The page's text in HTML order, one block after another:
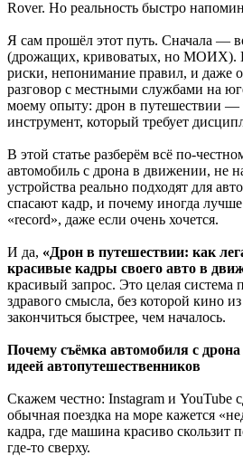
Rover. Но реальность быстро
Я сам прошёл этот путь. Сначала —
(дрожащих, кривоватых, но
риски, непонимание правил, и даже
разговор с местными службами на
моему опыту: дрон в путешествии —
инструмент, который требует
В этой статье разберём всё по-
автомобиль с дрона в движении, не
устройства реально подходят для
спасают кадр, и почему иногда
«record», даже если очень хочется.
И да, «Дрон в путешествии: как
красивые кадры своего авто в
красивый запрос. Это целая система
здравого смысла, без которой кино
закончиться быстрее, чем началось.
Почему съёмка автомобиля с дрона
идеей автопутешественников
Скажем честно: Instagram и YouTube
обычная поездка на море кажется
кадра, где машина красиво скользит
где-то сверху.